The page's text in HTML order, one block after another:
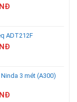
ADT212F
3 mét (A300)